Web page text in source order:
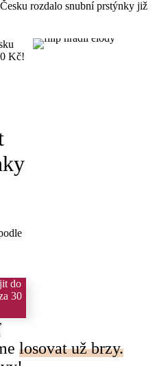
rozdalo snubní prstýnky již
Kč!
do
30
losovat už brzy.